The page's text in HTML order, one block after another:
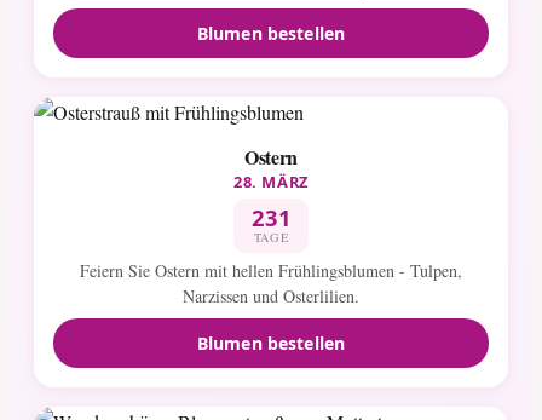
Blumen bestellen
Ostern
28. MÄRZ
231
TAGE
Feiern Sie Ostern mit hellen Frühlingsblumen - Tulpen,
Narzissen und Osterlilien.
Blumen bestellen